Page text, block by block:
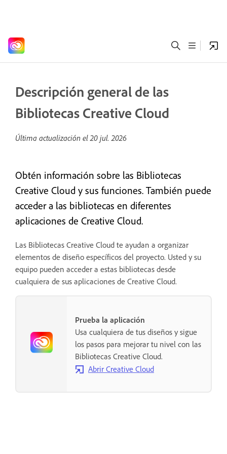
Descripción general de las
Bibliotecas Creative Cloud
Última actualización el20 jul. 2026
Obtén información sobre las Bibliotecas
Creative Cloud y sus funciones. También puede
acceder a las bibliotecas en diferentes
aplicaciones de Creative Cloud.
Las Bibliotecas Creative Cloud te ayudan a organizar
elementos de diseño específicos del proyecto. Usted y su
equipo pueden acceder a estas bibliotecas desde
cualquiera de sus aplicaciones de Creative Cloud.
Prueba la aplicación
Usa cualquiera de tus diseños y sigue
los pasos para mejorar tu nivel con las
Bibliotecas Creative Cloud.
Abrir Creative Cloud